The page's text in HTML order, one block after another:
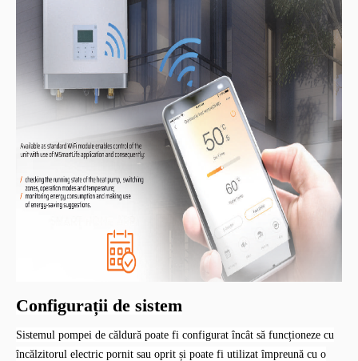
Configurații de sistem
Sistemul pompei de căldură poate fi configurat încât să funcționeze cu
încălzitorul electric pornit sau oprit și poate fi utilizat împreună cu o